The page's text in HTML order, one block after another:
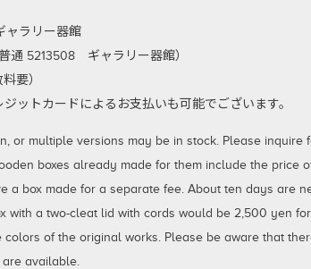
ラリー器館
5213508 ギャラリー器館）
要）
ットカードによるお支払いも可能でございます。
or multiple versions may be in stock. Please
boxes already made for them include the price
a box made for a separate fee. About ten days are
with a two-cleat lid with cords would be 2,500 yen
of the original works. Please be aware that
available.